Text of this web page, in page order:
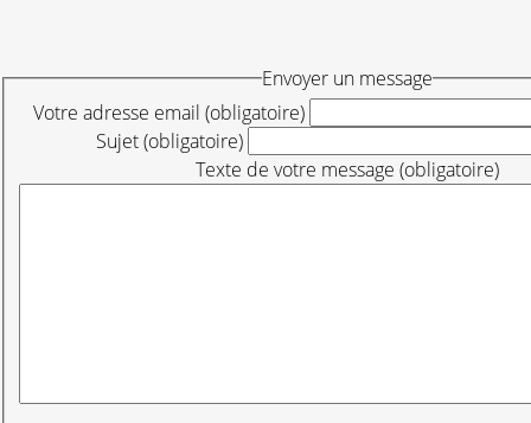
Envoyer un message
Votre adresse email (obligatoire)
Sujet (obligatoire)
Texte de votre message (obligatoire)